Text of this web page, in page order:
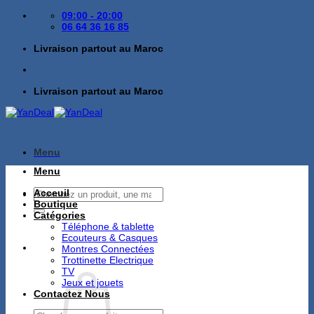
Passer
09:00 - 20:00
06 64 36 16 85
Livraison partout au Maroc
Livraison partout au Maroc
Menu
Recherche
pour :
Menu
Acceuil
Boutique
Catégories
Téléphone & tablette
Ecouteurs & Casques
Montres Connectées
Trottinette Electrique
TV
Jeux et jouets
Contactez Nous